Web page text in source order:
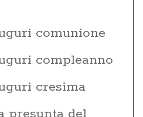
comunione
compleanno
cresima